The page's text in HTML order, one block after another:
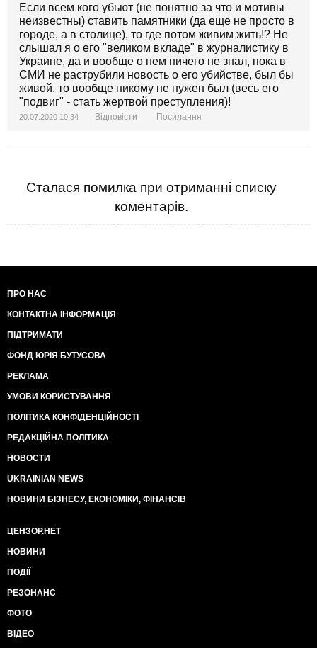
Если всем кого убьют (не понятно за что и мотивы
неизвестны) ставить памятники (да еще не просто в
городе, а в столице), то где потом живим жить!? Не
слышал я о его "великом вкладе" в журналистику в
Украине, да и вообще о нем ничего не знал, пока в
СМИ не раструбили новость о его убийстве, был бы
живой, то вообще никому не нужен был (весь его
"подвиг" - стать жертвой преступления)!
20.07.2020 10:34 Відповісти Посилання
Сталася помилка при отриманні списку
коментарів.
ПРО НАС
КОНТАКТНА ІНФОРМАЦІЯ
ПІДТРИМАТИ
ФОНД ЮРІЯ БУТУСОВА
РЕКЛАМА
УМОВИ КОРИСТУВАННЯ
ПОЛІТИКА КОНФІДЕНЦІЙНОСТІ
РЕДАКЦІЙНА ПОЛІТИКА
НОВОСТИ
UKRAINIAN NEWS
НОВИНИ БІЗНЕСУ, ЕКОНОМІКИ, ФІНАНСІВ
ЦЕНЗОР.НЕТ
НОВИНИ
ПОДІЇ
РЕЗОНАНС
ФОТО
ВІДЕО